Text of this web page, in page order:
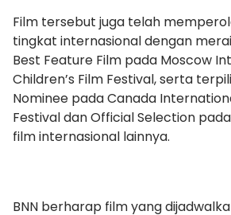
Film tersebut juga telah
tingkat internasional dengan
Best Feature Film pada Moscow
Children’s Film Festival, serta
Nominee pada Canada
Festival dan Official Selection
film internasional lainnya.
BNN berharap film yang